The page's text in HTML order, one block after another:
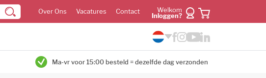
Over Ons Vacatures Contact
Welkom
Inloggen?
Ma-vr voor 15:00 besteld = dezelfde dag verzonden